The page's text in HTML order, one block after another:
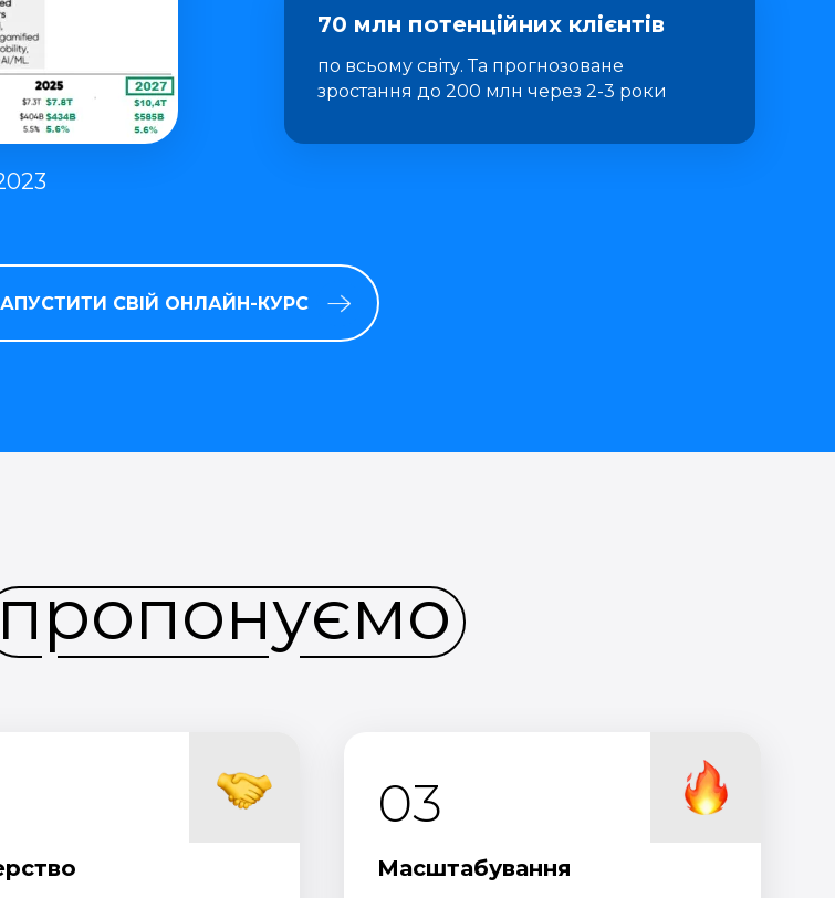
70 млн потенційних клієнтів
по всьому світу. Та прогнозоване
зростання до 200 млн через 2-3 роки
СВІЙ ОНЛАЙН-КУРС
Масштабування
03